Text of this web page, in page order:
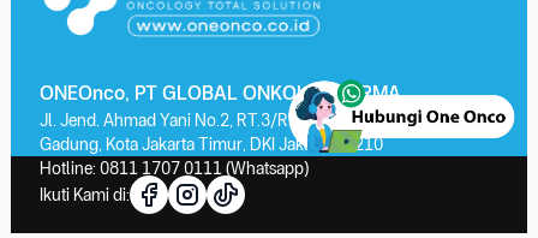
ONEOnco, PT GLOBAL ONKOLAB FARMA
Jl. Jend. Ahmad Yani No.2, RT.3/RW.13, Kayu Putih, Kec. Pulo
Gadung, Kota Jakarta Timur, DKI Jakarta 13210
Hotline: 0811 1707 0111 (Whatsapp)
Ikuti Kami di: